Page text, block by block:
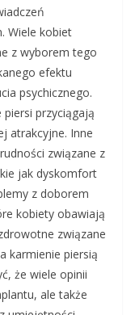
Wiele kobiet
z wyborem tego
efektu
psychicznego.
przyciągają
atrakcyjne. Inne
związane z
jak dyskomfort
z doborem
kobiety obawiają
związane
karmienie piersią
że wiele opinii
ale także